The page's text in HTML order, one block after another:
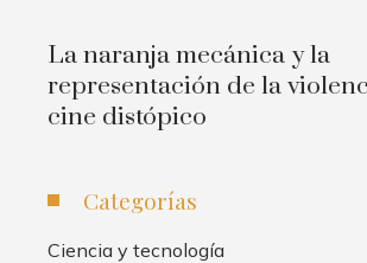
La naranja mecánica y la
representación de la
cine distópico
Categorías
Ciencia y tecnología